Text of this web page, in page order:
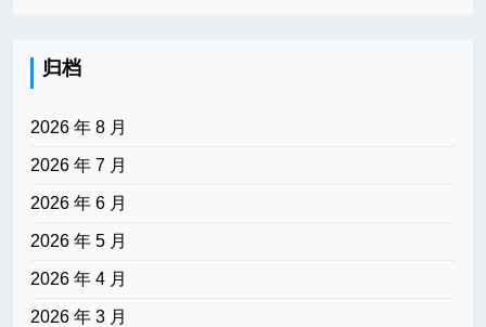
归档
2026 年 8 月
2026 年 7 月
2026 年 6 月
2026 年 5 月
2026 年 4 月
2026 年 3 月